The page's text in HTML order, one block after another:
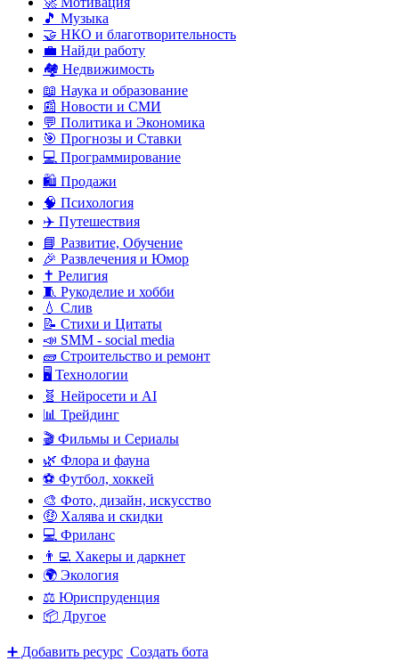
🎵 Музыка
🤝 НКО и благотворительность
💼 Найди работу
🏘️ Недвижимость
📖 Наука и образование
📰 Новости и СМИ
💬 Политика и Экономика
🎯 Прогнозы и Ставки
💻 Программирование
🛍️ Продажи
🧠 Психология
✈️ Путешествия
📘 Развитие, Обучение
🎉 Развлечения и Юмор
✝️ Религия
🧵 Рукоделие и хобби
💧 Слив
📝 Стихи и Цитаты
📣 SMM - social media
🧱 Строительство и ремонт
🖥️ Технологии
🧬 Нейросети и AI
📊 Трейдинг
🎬 Фильмы и Сериалы
🌿 Флора и фауна
⚽ Футбол, хоккей
🎨 Фото, дизайн, искусство
🤑 Халява и скидки
💻 Фриланс
👨‍💻 Хакеры и даркнет
🌍 Экология
⚖️ Юриспруденция
📦 Другое
➕ Добавить ресурс Создать бота